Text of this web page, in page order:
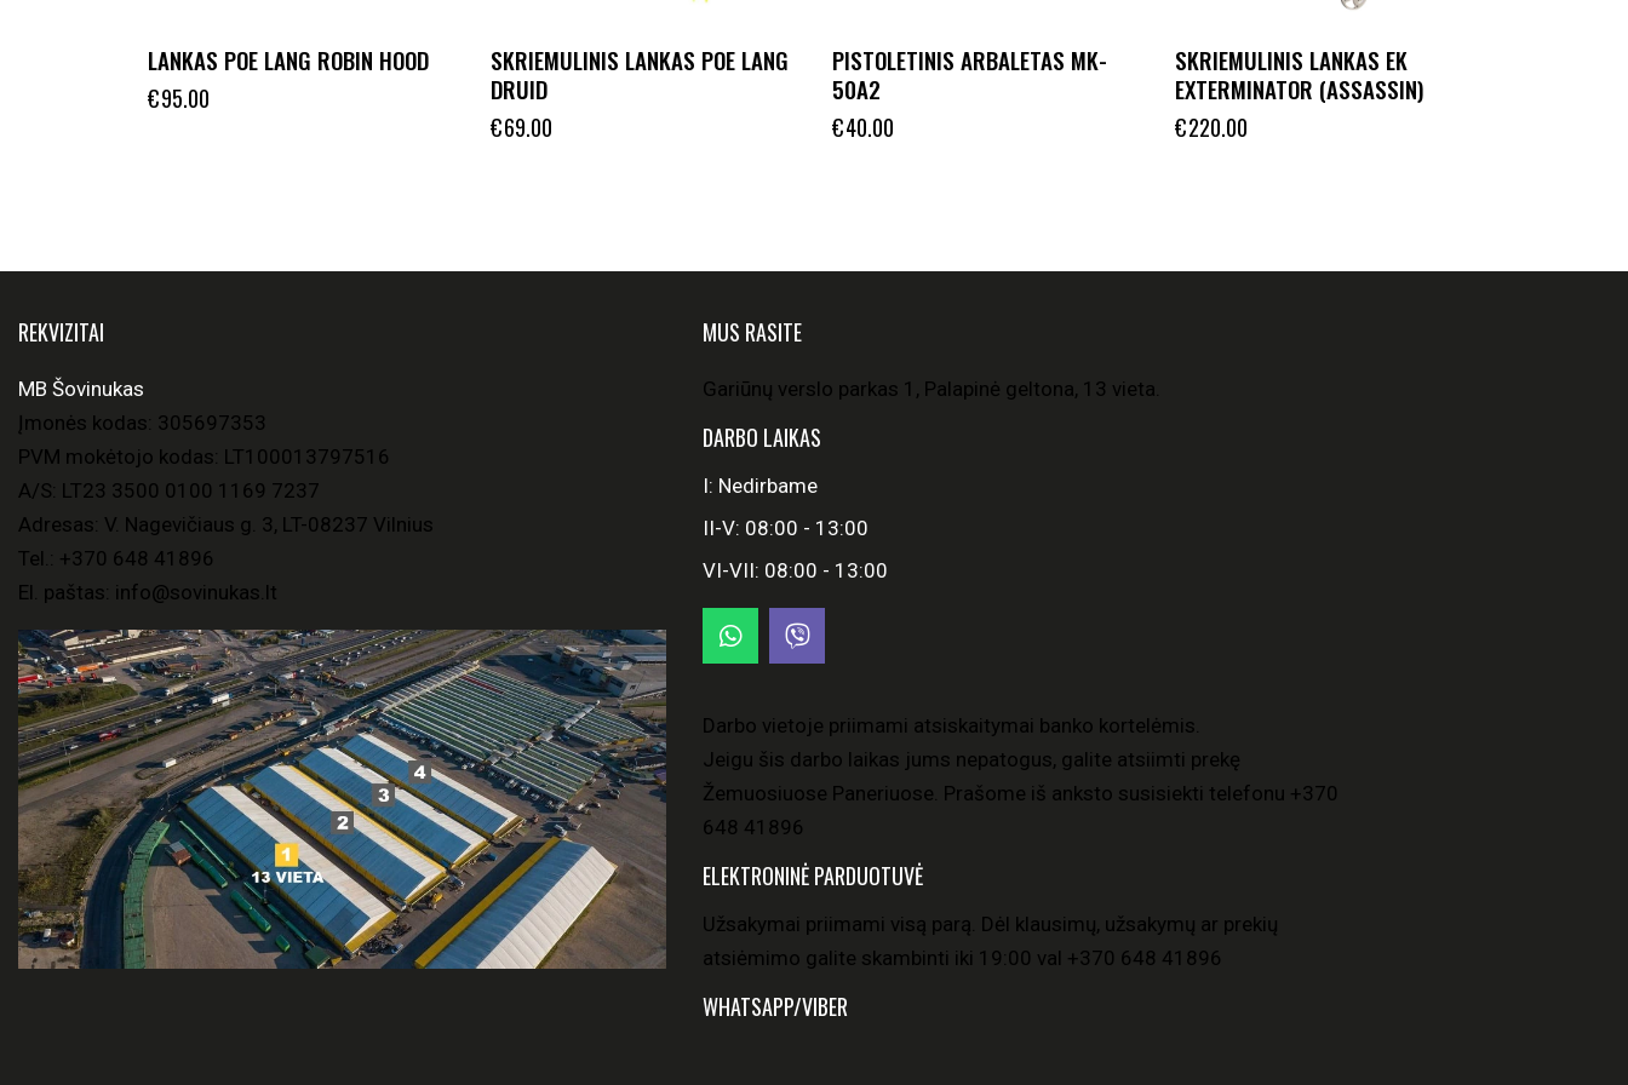
LANKAS POE LANG ROBIN HOOD
€95.00
SKRIEMULINIS LANKAS POE LANG
DRUID
€69.00
PISTOLETINIS ARBALETAS MK-
50A2
€40.00
SKRIEMULINIS LANKAS EK
EXTERMINATOR (ASSASSIN)
€220.00
REKVIZITAI
MB Šovinukas
Įmonės kodas: 305697353
PVM mokėtojo kodas: LT100013797516
A/S: LT23 3500 0100 1169 7237
Adresas: V. Nagevičiaus g. 3, LT-08237 Vilnius
Tel.: +370 648 41896
El. paštas: info@sovinukas.lt
MUS RASITE
Gariūnų verslo parkas 1, Palapinė geltona, 13 vieta.
DARBO LAIKAS
I: Nedirbame
II-V: 08:00 - 13:00
VI-VII: 08:00 - 13:00
Darbo vietoje priimami atsiskaitymai banko kortelėmis.
Jeigu šis darbo laikas jums nepatogus, galite atsiimti prekę
Žemuosiuose Paneriuose. Prašome iš anksto susisiekti telefonu +370
648 41896
ELEKTRONINĖ PARDUOTUVĖ
Užsakymai priimami visą parą. Dėl klausimų, užsakymų ar prekių
atsiėmimo galite skambinti iki 19:00 val +370 648 41896
WHATSAPP/VIBER